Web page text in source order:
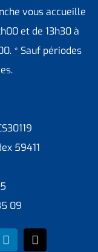
vous accueille
et de 13h30 à
* Sauf périodes
59411
09